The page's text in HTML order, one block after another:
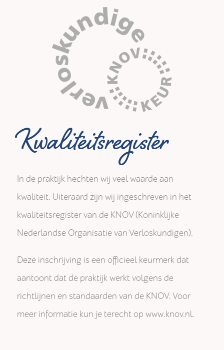
Kwaliteitsregister
In de praktijk hechten wij veel waarde aan
kwaliteit. Uiteraard zijn wij ingeschreven in het
kwaliteitsregister van de KNOV (Koninklijke
Nederlandse Organisatie van Verloskundigen).
Deze inschrijving is een officieel keurmerk dat
aantoont dat de praktijk werkt volgens de
richtlijnen en standaarden van de KNOV. Voor
meer informatie kun je terecht op www.knov.nl.